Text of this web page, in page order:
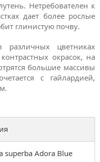
Нетребователен к
дает более рослые
глинистую почву.
различных цветниках
окрасок, на
большие массивы
с гайлардией,
superba Adora Blue